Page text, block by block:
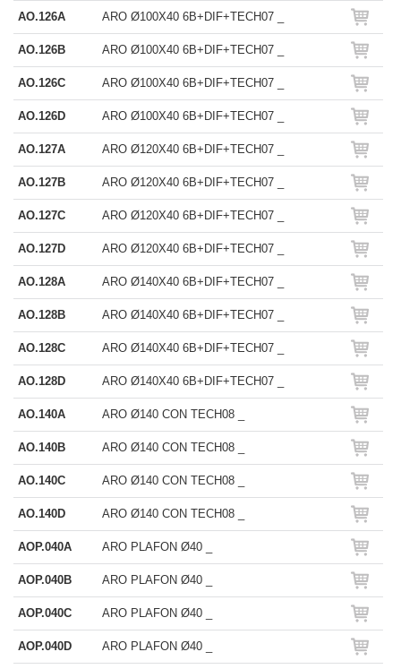
AO.126A ARO Ø100X40 6B+DIF+TECH07 _
AO.126B ARO Ø100X40 6B+DIF+TECH07 _
AO.126C ARO Ø100X40 6B+DIF+TECH07 _
AO.126D ARO Ø100X40 6B+DIF+TECH07 _
AO.127A ARO Ø120X40 6B+DIF+TECH07 _
AO.127B ARO Ø120X40 6B+DIF+TECH07 _
AO.127C ARO Ø120X40 6B+DIF+TECH07 _
AO.127D ARO Ø120X40 6B+DIF+TECH07 _
AO.128A ARO Ø140X40 6B+DIF+TECH07 _
AO.128B ARO Ø140X40 6B+DIF+TECH07 _
AO.128C ARO Ø140X40 6B+DIF+TECH07 _
AO.128D ARO Ø140X40 6B+DIF+TECH07 _
AO.140A ARO Ø140 CON TECH08 _
AO.140B ARO Ø140 CON TECH08 _
AO.140C ARO Ø140 CON TECH08 _
AO.140D ARO Ø140 CON TECH08 _
AOP.040A ARO PLAFON Ø40 _
AOP.040B ARO PLAFON Ø40 _
AOP.040C ARO PLAFON Ø40 _
AOP.040D ARO PLAFON Ø40 _